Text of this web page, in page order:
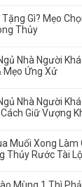
Gì? Mẹo
Thủy
Nhà Người
Mẹo Ứng Xử
Nhà Người
Cách Giữ Vượng
Muối Xong Làm
Thủy Rước Tài
Mùng 1 Thì